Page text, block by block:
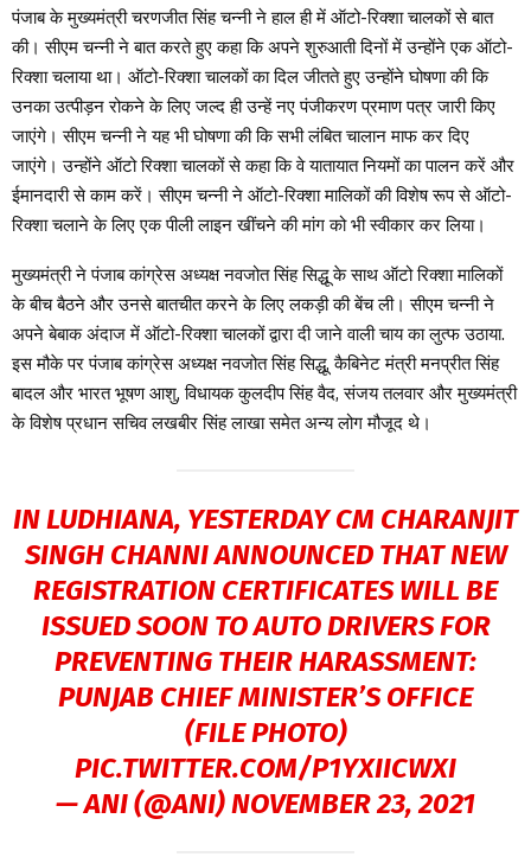
पंजाब के मुख्यमंत्री चरणजीत सिंह चन्नी ने हाल ही में ऑटो-रिक्शा चालकों से बात
की। सीएम चन्नी ने बात करते हुए कहा कि अपने शुरुआती दिनों में उन्होंने एक ऑटो-
रिक्शा चलाया था। ऑटो-रिक्शा चालकों का दिल जीतते हुए उन्होंने घोषणा की कि
उनका उत्पीड़न रोकने के लिए जल्द ही उन्हें नए पंजीकरण प्रमाण पत्र जारी किए
जाएंगे। सीएम चन्नी ने यह भी घोषणा की कि सभी लंबित चालान माफ कर दिए
जाएंगे। उन्होंने ऑटो रिक्शा चालकों से कहा कि वे यातायात नियमों का पालन करें और
ईमानदारी से काम करें। सीएम चन्नी ने ऑटो-रिक्शा मालिकों की विशेष रूप से ऑटो-
रिक्शा चलाने के लिए एक पीली लाइन खींचने की मांग को भी स्वीकार कर लिया।
मुख्यमंत्री ने पंजाब कांग्रेस अध्यक्ष नवजोत सिंह सिद्धू के साथ ऑटो रिक्शा मालिकों
के बीच बैठने और उनसे बातचीत करने के लिए लकड़ी की बेंच ली। सीएम चन्नी ने
अपने बेबाक अंदाज में ऑटो-रिक्शा चालकों द्वारा दी जाने वाली चाय का लुत्फ उठाया.
इस मौके पर पंजाब कांग्रेस अध्यक्ष नवजोत सिंह सिद्धू, कैबिनेट मंत्री मनप्रीत सिंह
बादल और भारत भूषण आशु, विधायक कुलदीप सिंह वैद, संजय तलवार और मुख्यमंत्री
के विशेष प्रधान सचिव लखबीर सिंह लाखा समेत अन्य लोग मौजूद थे।
IN LUDHIANA, YESTERDAY CM CHARANJIT
SINGH CHANNI ANNOUNCED THAT NEW
REGISTRATION CERTIFICATES WILL BE
ISSUED SOON TO AUTO DRIVERS FOR
PREVENTING THEIR HARASSMENT:
PUNJAB CHIEF MINISTER’S OFFICE
(FILE PHOTO)
PIC.TWITTER.COM/P1YXIICWXI
— ANI (@ANI)NOVEMBER 23, 2021